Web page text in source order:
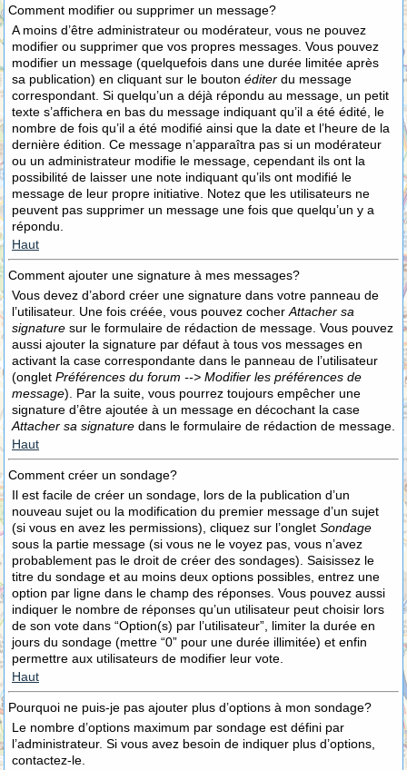
Comment modifier ou supprimer un message?
A moins d’être administrateur ou modérateur, vous ne pouvez
modifier ou supprimer que vos propres messages. Vous pouvez
modifier un message (quelquefois dans une durée limitée après
sa publication) en cliquant sur le bouton éditer du message
correspondant. Si quelqu’un a déjà répondu au message, un petit
texte s’affichera en bas du message indiquant qu’il a été édité, le
nombre de fois qu’il a été modifié ainsi que la date et l’heure de la
dernière édition. Ce message n’apparaîtra pas si un modérateur
ou un administrateur modifie le message, cependant ils ont la
possibilité de laisser une note indiquant qu’ils ont modifié le
message de leur propre initiative. Notez que les utilisateurs ne
peuvent pas supprimer un message une fois que quelqu’un y a
répondu.
Haut
Comment ajouter une signature à mes messages?
Vous devez d’abord créer une signature dans votre panneau de
l’utilisateur. Une fois créée, vous pouvez cocher Attacher sa
signature sur le formulaire de rédaction de message. Vous pouvez
aussi ajouter la signature par défaut à tous vos messages en
activant la case correspondante dans le panneau de l’utilisateur
(onglet Préférences du forum --> Modifier les préférences de
message). Par la suite, vous pourrez toujours empêcher une
signature d’être ajoutée à un message en décochant la case
Attacher sa signature dans le formulaire de rédaction de message.
Haut
Comment créer un sondage?
Il est facile de créer un sondage, lors de la publication d’un
nouveau sujet ou la modification du premier message d’un sujet
(si vous en avez les permissions), cliquez sur l’onglet Sondage
sous la partie message (si vous ne le voyez pas, vous n’avez
probablement pas le droit de créer des sondages). Saisissez le
titre du sondage et au moins deux options possibles, entrez une
option par ligne dans le champ des réponses. Vous pouvez aussi
indiquer le nombre de réponses qu’un utilisateur peut choisir lors
de son vote dans “Option(s) par l’utilisateur”, limiter la durée en
jours du sondage (mettre “0” pour une durée illimitée) et enfin
permettre aux utilisateurs de modifier leur vote.
Haut
Pourquoi ne puis-je pas ajouter plus d’options à mon sondage?
Le nombre d’options maximum par sondage est défini par
l’administrateur. Si vous avez besoin de indiquer plus d’options,
contactez-le.